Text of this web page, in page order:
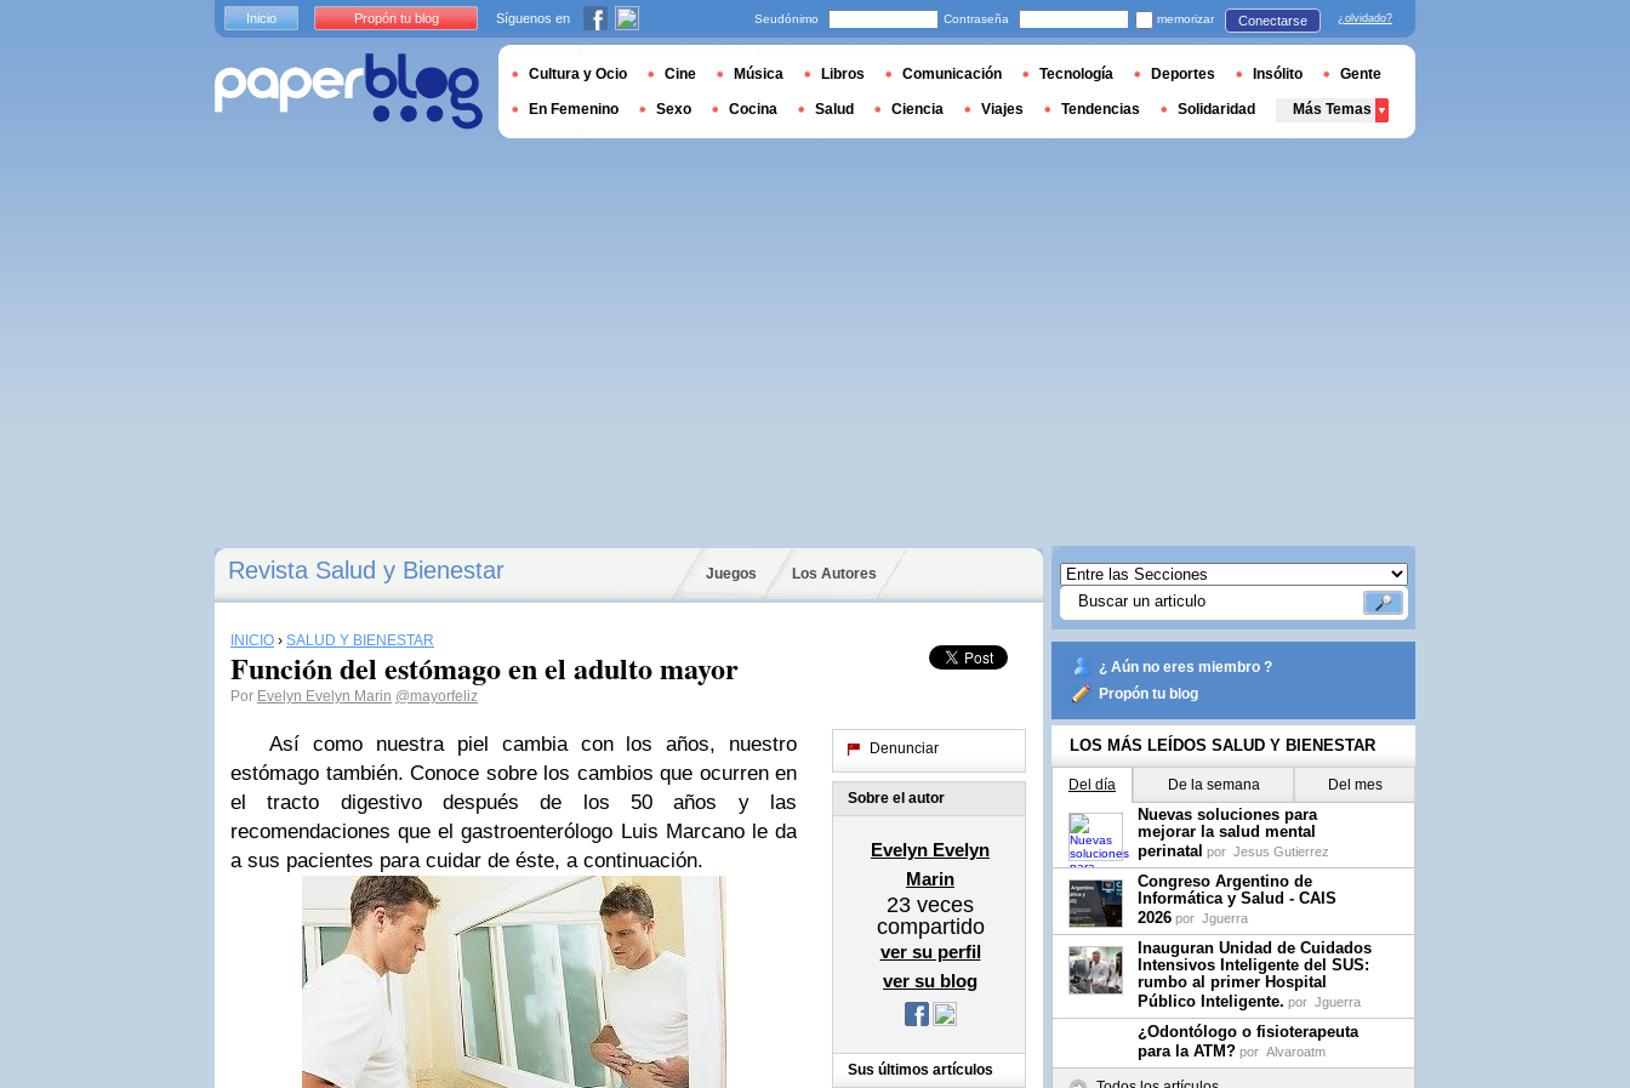
Revista Salud y Bienestar Juegos Los Autores
INICIO › SALUD Y BIENESTAR
Función del estómago en el adulto mayor
Por Evelyn Evelyn Marin @mayorfeliz
Así como nuestra piel cambia con los años, nuestro
estómago también. Conoce sobre los cambios que ocurren en
el tracto digestivo después de los 50 años y las
recomendaciones que el gastroenterólogo Luis Marcano le da
a sus pacientes para cuidar de éste, a continuación.
Denunciar
Sobre el autor
Evelyn Evelyn
Marin
23 veces
compartido
ver su perfil
ver su blog
Sus últimos artículos
¿ Aún no eres miembro ?
Propón tu blog
LOS MÁS LEÍDOS SALUD Y BIENESTAR
Del día De la semana Del mes
Nuevas soluciones para
mejorar la salud mental
perinatal por Jesus Gutierrez
Congreso Argentino de
Informática y Salud - CAIS
2026 por Jguerra
Inauguran Unidad de Cuidados
Intensivos Inteligente del SUS:
rumbo al primer Hospital
Público Inteligente. por Jguerra
¿Odontólogo o fisioterapeuta
para la ATM? por Alvaroatm
Inicio Propón tu blog Síguenos en Seudónimo Contraseña memorizar Conectarse ¿olvidado?
Cultura y Ocio Cine Música Libros Comunicación Tecnología Deportes Insólito Gente
En Femenino Sexo Cocina Salud Ciencia Viajes Tendencias Solidaridad Más Temas